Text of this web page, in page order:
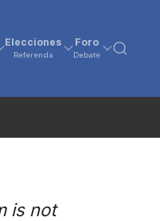
Elecciones
Referenda
Foro
Debate
is not